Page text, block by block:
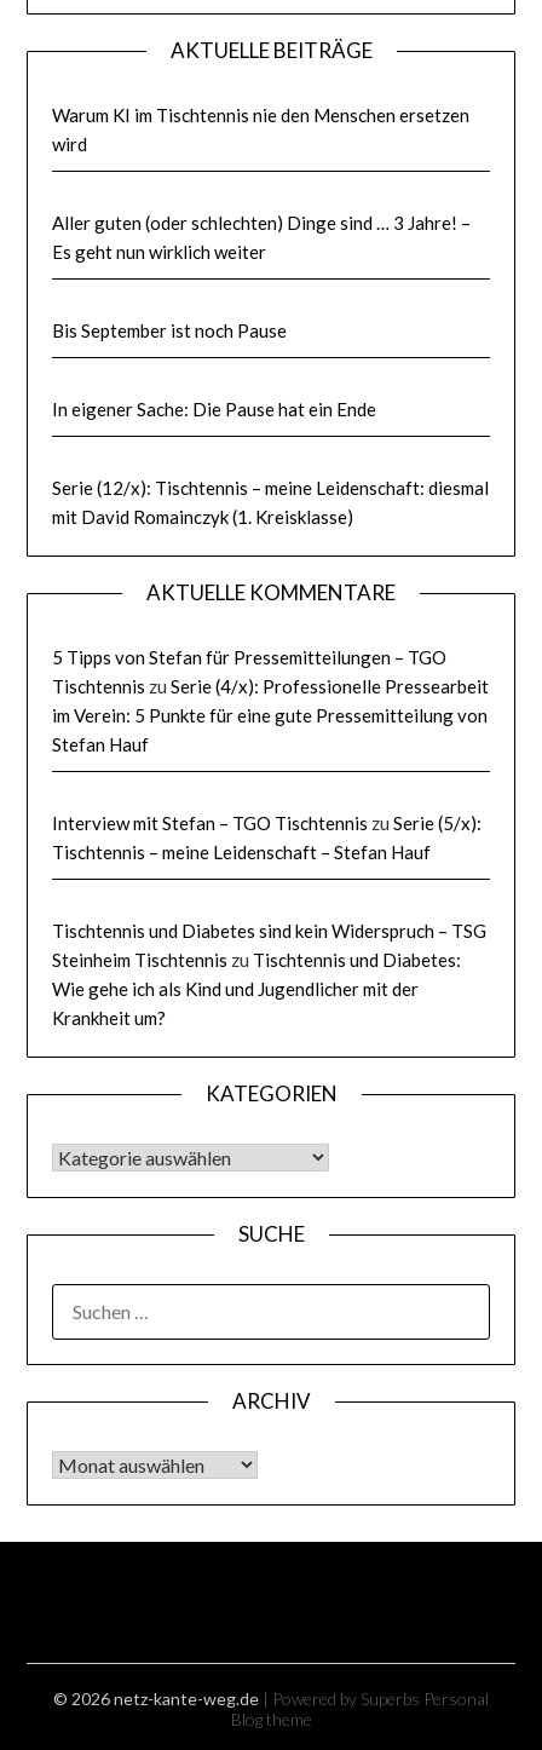
AKTUELLE BEITRÄGE
Warum KI im Tischtennis nie den Menschen ersetzen
wird
Aller guten (oder schlechten) Dinge sind … 3 Jahre! –
Es geht nun wirklich weiter
Bis September ist noch Pause
In eigener Sache: Die Pause hat ein Ende
Serie (12/x): Tischtennis – meine Leidenschaft: diesmal
mit David Romainczyk (1. Kreisklasse)
AKTUELLE KOMMENTARE
5 Tipps von Stefan für Pressemitteilungen – TGO
Tischtennis zuSerie (4/x): Professionelle Pressearbeit
im Verein: 5 Punkte für eine gute Pressemitteilung von
Stefan Hauf
Interview mit Stefan – TGO Tischtennis zuSerie (5/x):
Tischtennis – meine Leidenschaft – Stefan Hauf
Tischtennis und Diabetes sind kein Widerspruch – TSG
Steinheim Tischtennis zu Tischtennis und Diabetes:
Wie gehe ich als Kind und Jugendlicher mit der
Krankheit um?
KATEGORIEN
KATEGORIEN
SUCHE
NACH:
ARCHIV
Archiv
© 2026 netz-kante-weg.de | Powered by Superbs Personal
Blog theme